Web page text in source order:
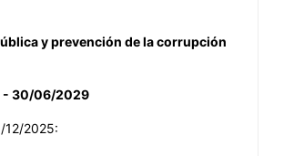
y prevención de la corrupción
- 30/06/2029
12/2025: